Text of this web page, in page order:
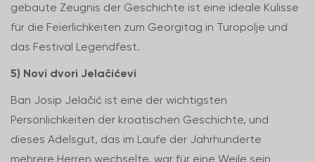
gebaute Zeugnis der Geschichte ist eine ideale Kulisse
für die Feierlichkeiten zum Georgitag in Turopolje und
das Festival Legendfest.
5) Novi dvori Jelačićevi
Ban Josip Jelačić ist eine der wichtigsten
Persönlichkeiten der kroatischen Geschichte, und
dieses Adelsgut, das im Laufe der Jahrhunderte
mehrere Herren wechselte, war für eine Weile sein